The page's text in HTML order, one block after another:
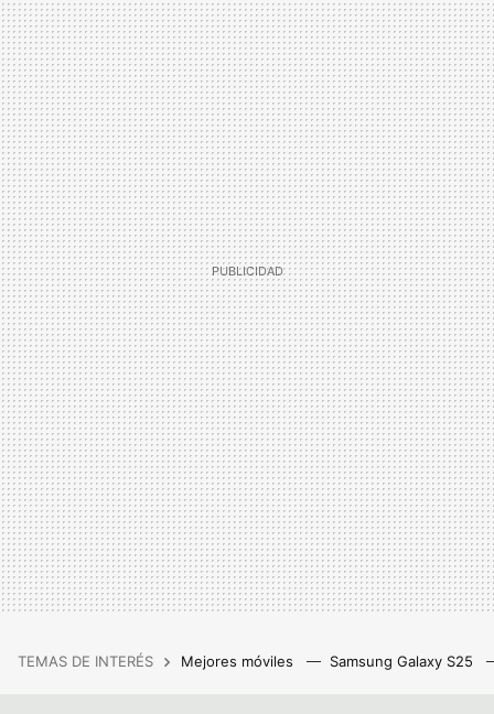
TEMAS DE INTERÉS Mejores móviles Samsung Galaxy S25